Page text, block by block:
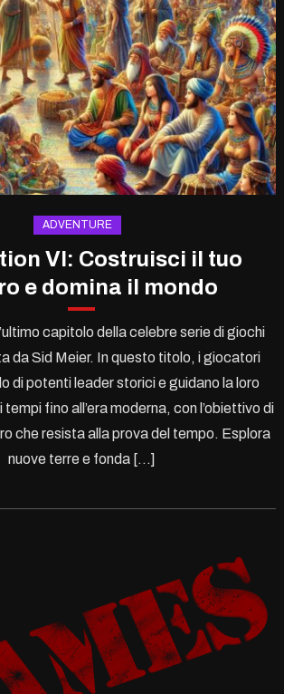
ADVENTURE
VI: Costruisci il tuo
e domina il mondo
capitolo della celebre serie di giochi
da Sid Meier. In questo titolo, i giocatori
di potenti leader storici e guidano la loro
tempi fino all’era moderna, con l’obiettivo di
che resista alla prova del tempo. Esplora
nuove terre e fonda […]